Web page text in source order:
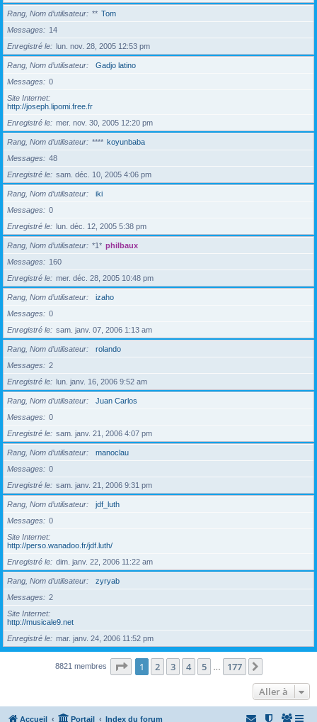
Rang, Nom d’utilisateur ** Tom
Messages
14
Enregistré le
lun. nov. 28, 2005 12:53 pm
Rang, Nom d’utilisateur
Gadjo latino
Messages
0
Site Internet
http://joseph.lipomi.free.fr
Enregistré le
mer. nov. 30, 2005 12:20 pm
Rang, Nom d’utilisateur **** koyunbaba
Messages
48
Enregistré le
sam. déc. 10, 2005 4:06 pm
Rang, Nom d’utilisateur
iki
Messages
0
Enregistré le
lun. déc. 12, 2005 5:38 pm
Rang, Nom d’utilisateur *1* philbaux
Messages
160
Enregistré le
mer. déc. 28, 2005 10:48 pm
Rang, Nom d’utilisateur
izaho
Messages
0
Enregistré le
sam. janv. 07, 2006 1:13 am
Rang, Nom d’utilisateur
rolando
Messages
2
Enregistré le
lun. janv. 16, 2006 9:52 am
Rang, Nom d’utilisateur
Juan Carlos
Messages
0
Enregistré le
sam. janv. 21, 2006 4:07 pm
Rang, Nom d’utilisateur
manoclau
Messages
0
Enregistré le
sam. janv. 21, 2006 9:31 pm
Rang, Nom d’utilisateur
jdf_luth
Messages
0
Site Internet
http://perso.wanadoo.fr/jdf.luth/
Enregistré le
dim. janv. 22, 2006 11:22 am
Rang, Nom d’utilisateur
zyryab
Messages
2
Site Internet
http://musicale9.net
Enregistré le
mar. janv. 24, 2006 11:52 pm
8821 membres Page 1sur177
1 2 3 4 5 177
Aller à
Accueil Portail Index du forum